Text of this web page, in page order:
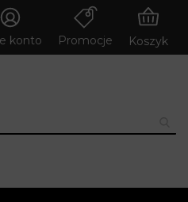
konto Promocje Koszyk